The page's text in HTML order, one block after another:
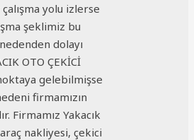
yolu izlerse
şeklimiz bu
dolayı
OTO ÇEKİCİ
gelebilmişse
firmamızın
Firmamız Yakacık
nakliyesi, çekici